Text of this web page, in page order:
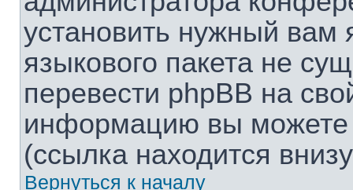
установить нужный вам
языкового пакета не
перевести phpBB на
информацию вы можете
(ссылка находится
Вернуться к началу